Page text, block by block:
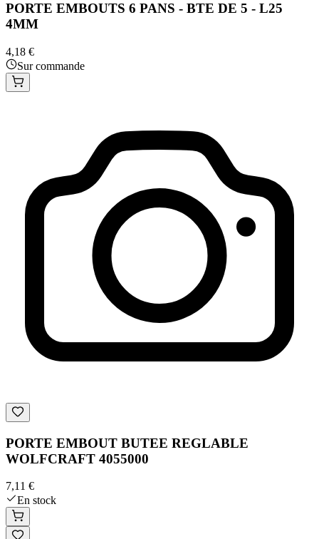
PORTE EMBOUTS 6 PANS - BTE DE 5 - L25
4MM
4,18 €
Sur commande
PORTE EMBOUT BUTEE REGLABLE
WOLFCRAFT 4055000
7,11 €
En stock